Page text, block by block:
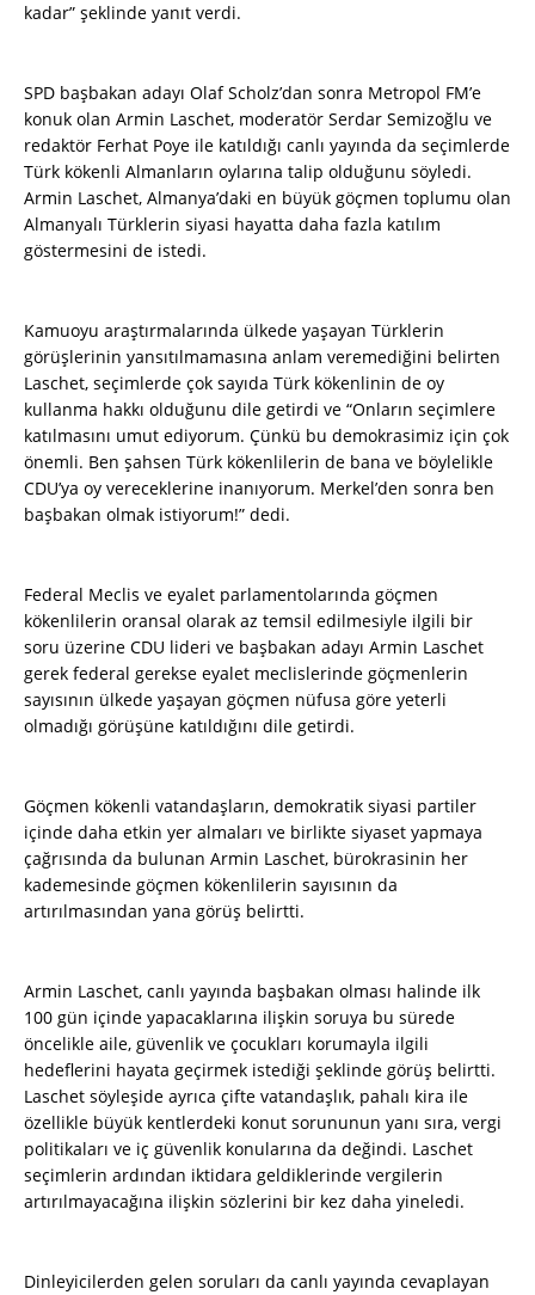
kadar” şeklinde yanıt verdi.
SPD başbakan adayı Olaf Scholz’dan sonra Metropol FM’e
konuk olan Armin Laschet, moderatör Serdar Semizoğlu ve
redaktör Ferhat Poye ile katıldığı canlı yayında da seçimlerde
Türk kökenli Almanların oylarına talip olduğunu söyledi.
Armin Laschet, Almanya’daki en büyük göçmen toplumu olan
Almanyalı Türklerin siyasi hayatta daha fazla katılım
göstermesini de istedi.
Kamuoyu araştırmalarında ülkede yaşayan Türklerin
görüşlerinin yansıtılmamasına anlam veremediğini belirten
Laschet, seçimlerde çok sayıda Türk kökenlinin de oy
kullanma hakkı olduğunu dile getirdi ve “Onların seçimlere
katılmasını umut ediyorum. Çünkü bu demokrasimiz için çok
önemli. Ben şahsen Türk kökenlilerin de bana ve böylelikle
CDU’ya oy vereceklerine inanıyorum. Merkel’den sonra ben
başbakan olmak istiyorum!” dedi.
Federal Meclis ve eyalet parlamentolarında göçmen
kökenlilerin oransal olarak az temsil edilmesiyle ilgili bir
soru üzerine CDU lideri ve başbakan adayı Armin Laschet
gerek federal gerekse eyalet meclislerinde göçmenlerin
sayısının ülkede yaşayan göçmen nüfusa göre yeterli
olmadığı görüşüne katıldığını dile getirdi.
Göçmen kökenli vatandaşların, demokratik siyasi partiler
içinde daha etkin yer almaları ve birlikte siyaset yapmaya
çağrısında da bulunan Armin Laschet, bürokrasinin her
kademesinde göçmen kökenlilerin sayısının da
artırılmasından yana görüş belirtti.
Armin Laschet, canlı yayında başbakan olması halinde ilk
100 gün içinde yapacaklarına ilişkin soruya bu sürede
öncelikle aile, güvenlik ve çocukları korumayla ilgili
hedeflerini hayata geçirmek istediği şeklinde görüş belirtti.
Laschet söyleşide ayrıca çifte vatandaşlık, pahalı kira ile
özellikle büyük kentlerdeki konut sorununun yanı sıra, vergi
politikaları ve iç güvenlik konularına da değindi. Laschet
seçimlerin ardından iktidara geldiklerinde vergilerin
artırılmayacağına ilişkin sözlerini bir kez daha yineledi.
Dinleyicilerden gelen soruları da canlı yayında cevaplayan